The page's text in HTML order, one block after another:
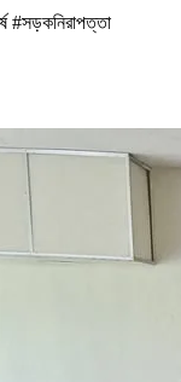
#সড়কনিরাপত্তা